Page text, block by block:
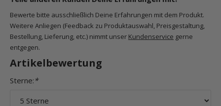
Bewerte bitte ausschließlich Deine Erfahrungen mit dem Produkt.
Weitere Anliegen (Feedback zu Produktauswahl, Preisgestaltung,
Bestellung, Lieferung, etc.) nimmt unser Kundenservice gerne
entgegen.
Artikelbewertung
Sterne: *